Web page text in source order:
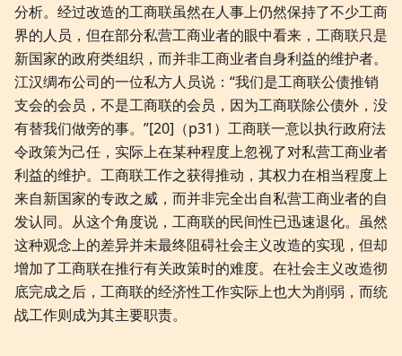
分析。经过改造的工商联虽然在人事上仍然保持了不少工商
界的人员，但在部分私营工商业者的眼中看来，工商联只是
新国家的政府类组织，而并非工商业者自身利益的维护者。
江汉绸布公司的一位私方人员说：“我们是工商联公债推销
支会的会员，不是工商联的会员，因为工商联除公债外，没
有替我们做旁的事。”[20]（p31）工商联一意以执行政府法
令政策为己任，实际上在某种程度上忽视了对私营工商业者
利益的维护。工商联工作之获得推动，其权力在相当程度上
来自新国家的专政之威，而并非完全出自私营工商业者的自
发认同。从这个角度说，工商联的民间性已迅速退化。虽然
这种观念上的差异并未最终阻碍社会主义改造的实现，但却
增加了工商联在推行有关政策时的难度。在社会主义改造彻
底完成之后，工商联的经济性工作实际上也大为削弱，而统
战工作则成为其主要职责。